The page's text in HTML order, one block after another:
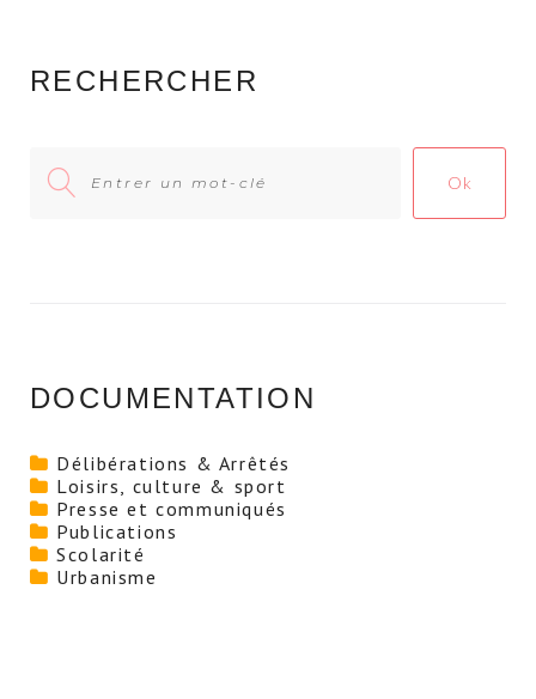
RECHERCHER
for:
Ok
DOCUMENTATION
Délibérations & Arrêtés
Loisirs, culture & sport
Presse et communiqués
Publications
Scolarité
Urbanisme